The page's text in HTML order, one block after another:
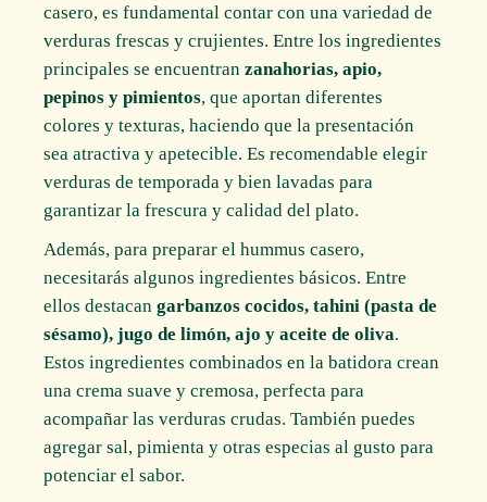
casero, es fundamental contar con una variedad de
verduras frescas y crujientes. Entre los ingredientes
principales se encuentranzanahorias, apio,
pepinos y pimientos, que aportan diferentes
colores y texturas, haciendo que la presentación
sea atractiva y apetecible. Es recomendable elegir
verduras de temporada y bien lavadas para
garantizar la frescura y calidad del plato.
Además, para preparar el hummus casero,
necesitarás algunos ingredientes básicos. Entre
ellos destacangarbanzos cocidos, tahini (pasta de
sésamo), jugo de limón, ajo y aceite de oliva.
Estos ingredientes combinados en la batidora crean
una crema suave y cremosa, perfecta para
acompañar las verduras crudas. También puedes
agregar sal, pimienta y otras especias al gusto para
potenciar el sabor.